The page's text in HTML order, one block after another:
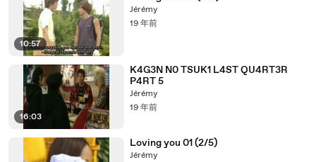
10:57
Jérémy
19 年前
16:03
K4G3N N0 TSUK1 L4ST QU4RT3R
P4RT 5
Jérémy
19 年前
Loving you 01 (2/5)
Jérémy